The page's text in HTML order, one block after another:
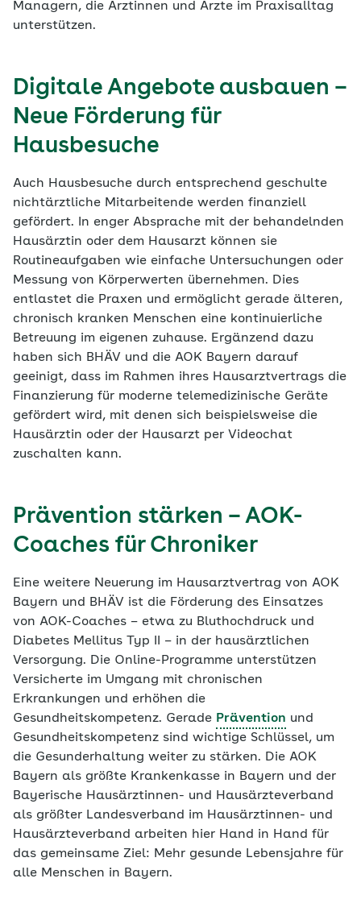
Managern, die Ärztinnen und Ärzte im Praxisalltag
unterstützen.
Digitale Angebote ausbauen –
Neue Förderung für
Hausbesuche
Auch Hausbesuche durch entsprechend geschulte
nichtärztliche Mitarbeitende werden finanziell
gefördert. In enger Absprache mit der behandelnden
Hausärztin oder dem Hausarzt können sie
Routineaufgaben wie einfache Untersuchungen oder
Messung von Körperwerten übernehmen. Dies
entlastet die Praxen und ermöglicht gerade älteren,
chronisch kranken Menschen eine kontinuierliche
Betreuung im eigenen zuhause. Ergänzend dazu
haben sich BHÄV und die AOK Bayern darauf
geeinigt, dass im Rahmen ihres Hausarztvertrags die
Finanzierung für moderne telemedizinische Geräte
gefördert wird, mit denen sich beispielsweise die
Hausärztin oder der Hausarzt per Videochat
zuschalten kann.
Prävention stärken – AOK-
Coaches für Chroniker
Eine weitere Neuerung im Hausarztvertrag von AOK
Bayern und BHÄV ist die Förderung des Einsatzes
von AOK-Coaches – etwa zu Bluthochdruck und
Diabetes Mellitus Typ II – in der hausärztlichen
Versorgung. Die Online-Programme unterstützen
Versicherte im Umgang mit chronischen
Erkrankungen und erhöhen die
Gesundheitskompetenz. Gerade Prävention und
Gesundheitskompetenz sind wichtige Schlüssel, um
die Gesunderhaltung weiter zu stärken. Die AOK
Bayern als größte Krankenkasse in Bayern und der
Bayerische Hausärztinnen- und Hausärzteverband
als größter Landesverband im Hausärztinnen- und
Hausärzteverband arbeiten hier Hand in Hand für
das gemeinsame Ziel: Mehr gesunde Lebensjahre für
alle Menschen in Bayern.